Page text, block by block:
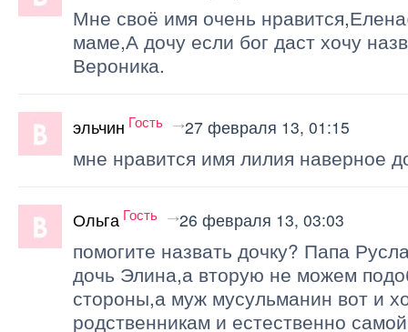
Мне своё имя очень
маме,А дочу если бог даст хочу
Вероника.
эльчин Гость 27 февраля 13, 01:15
мне нравится имя лилия наверное
Ольга Гость 26 февраля 13, 03:03
помогите назвать дочку? Папа
дочь Элина,а вторую не можем
стороны,а муж мусульманин вот и
родственникам и естественно